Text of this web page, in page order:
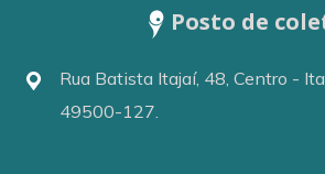
Posto de
Rua Batista Itajaí, 48, Centro -
49500-127.